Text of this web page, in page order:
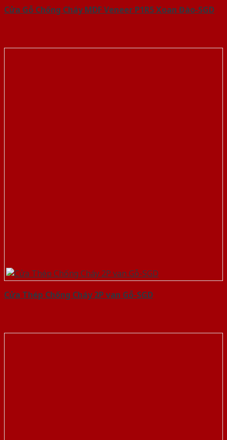
Cửa Gỗ Chống Cháy MDF Veneer P1R5 Xoan Đào-SGD
Cửa Thép Chống Cháy 2P van Gỗ-SGD